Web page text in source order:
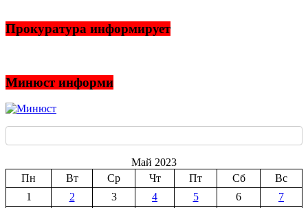
Прокуратура информирует
Минюст информи
Май 2023
Пн
Вт Ср Чт Пт Сб
Вс
1
2 3 4 5 6
7